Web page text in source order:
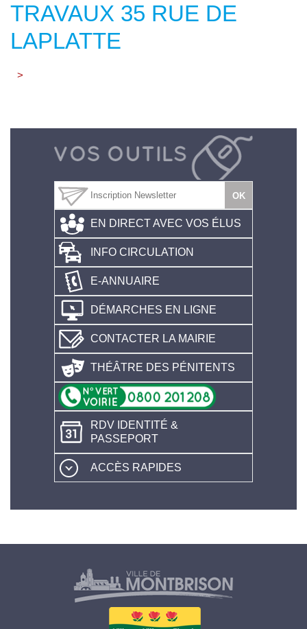
TRAVAUX 35 RUE DE
LAPLATTE
>
EN DIRECT AVEC VOS ÉLUS
INFO CIRCULATION
E-ANNUAIRE
DÉMARCHES EN LIGNE
CONTACTER LA MAIRIE
THÉÂTRE DES PÉNITENTS
RDV IDENTITÉ &
PASSEPORT
ACCÈS RAPIDES